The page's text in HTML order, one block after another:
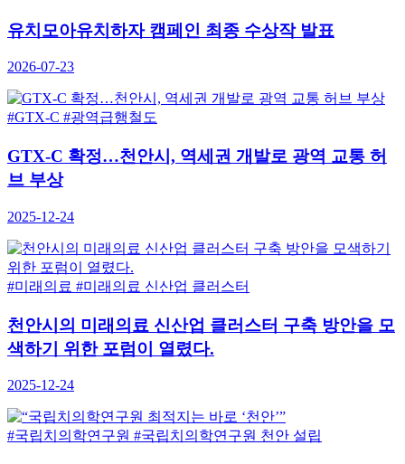
유치모아유치하자 캠페인 최종 수상작 발표
2026-07-23
#GTX-C #광역급행철도
GTX-C 확정…천안시, 역세권 개발로 광역 교통 허
브 부상
2025-12-24
#미래의료 #미래의료 신산업 클러스터
천안시의 미래의료 신산업 클러스터 구축 방안을 모
색하기 위한 포럼이 열렸다.
2025-12-24
#국립치의학연구원 #국립치의학연구원 천안 설립